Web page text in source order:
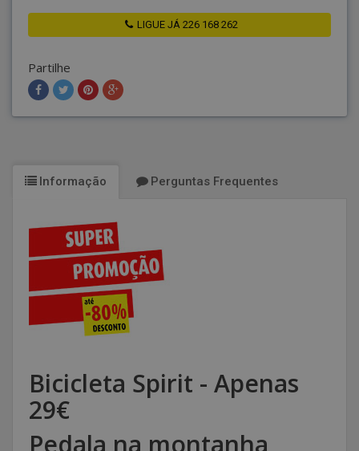
LIGUE JÁ 226 168 262
Partilhe
Informação Perguntas Frequentes
Bicicleta Spirit - Apenas
29€
Pedala na montanha